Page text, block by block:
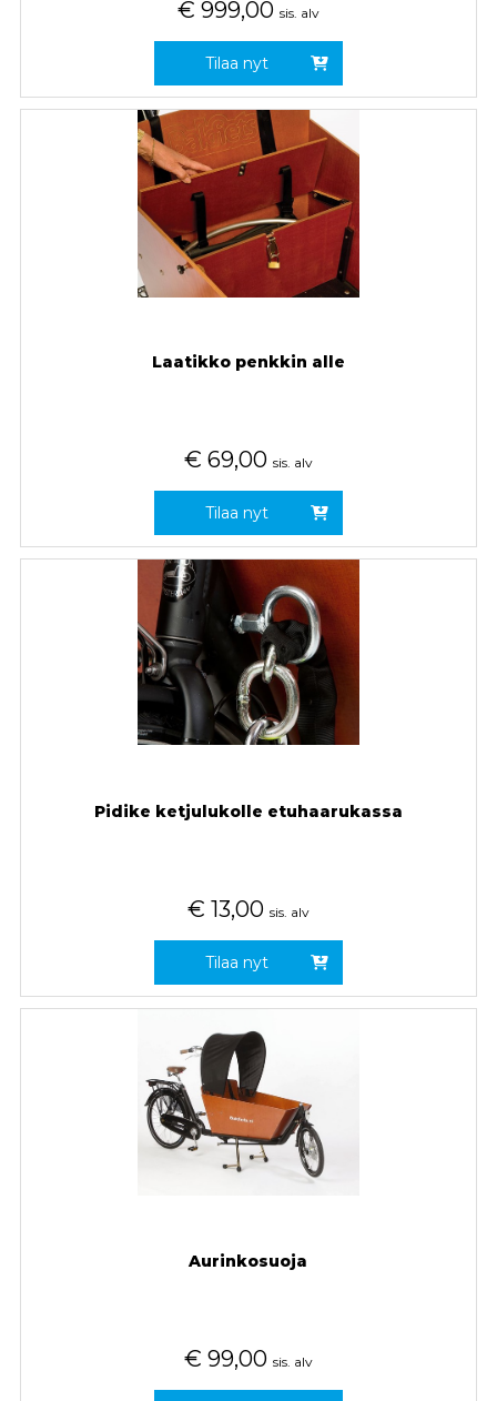
€ 999,00 sis. alv
Tilaa nyt
Laatikko penkkin alle
€ 69,00 sis. alv
Tilaa nyt
Pidike ketjulukolle etuhaarukassa
€ 13,00 sis. alv
Tilaa nyt
Aurinkosuoja
€ 99,00 sis. alv